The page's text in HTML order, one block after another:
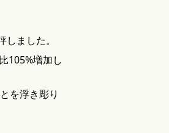
ました。
105%増加し
を浮き彫り